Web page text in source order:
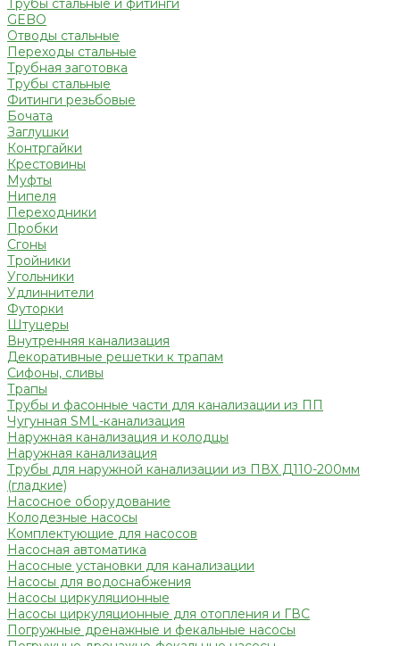
Трубы стальные и фитинги
GEBO
Отводы стальные
Переходы стальные
Трубная заготовка
Трубы стальные
Фитинги резьбовые
Бочата
Заглушки
Контргайки
Крестовины
Муфты
Нипеля
Переходники
Пробки
Сгоны
Тройники
Угольники
Удлиннители
Футорки
Штуцеры
Внутренняя канализация
Декоративные решетки к трапам
Сифоны, сливы
Трапы
Трубы и фасонные части для канализации из ПП
Чугунная SML-канализация
Наружная канализация и колодцы
Наружная канализация
Трубы для наружной канализации из ПВХ Д110-200мм
(гладкие)
Насосное оборудование
Колодезные насосы
Комплектующие для насосов
Насосная автоматика
Насосные установки для канализации
Насосы для водоснабжения
Насосы циркуляционные
Насосы циркуляционные для отопления и ГВС
Погружные дренажные и фекальные насосы